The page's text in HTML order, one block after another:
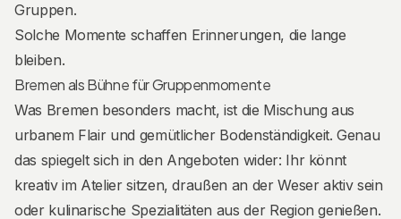
Gruppen.
Solche Momente schaffen Erinnerungen, die lange
bleiben.
Bremen als Bühne für Gruppenmomente
Was Bremen besonders macht, ist die Mischung aus
urbanem Flair und gemütlicher Bodenständigkeit. Genau
das spiegelt sich in den Angeboten wider: Ihr könnt
kreativ im Atelier sitzen, draußen an der Weser aktiv sein
oder kulinarische Spezialitäten aus der Region genießen.